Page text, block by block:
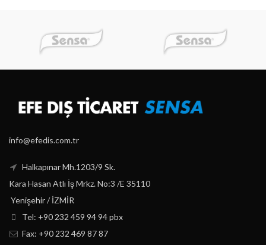
info@efedis.com.tr
Halkapınar Mh.1203/9 Sk.
Kara Hasan Atlı İş Mrkz. No:3 /E 35110
Yenişehir / İZMİR
Tel: +90 232 459 94 94 pbx
Fax: +90 232 469 87 87